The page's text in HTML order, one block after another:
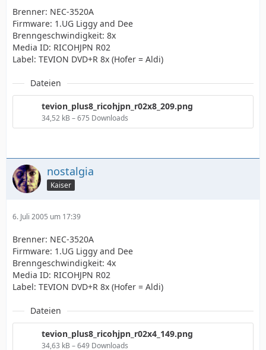
Brenner: NEC-3520A
Firmware: 1.UG Liggy and Dee
Brenngeschwindigkeit: 8x
Media ID: RICOHJPN R02
Label: TEVION DVD+R 8x (Hofer = Aldi)
Dateien
tevion_plus8_ricohjpn_r02x8_209.png
34,52 kB – 675 Downloads
nostalgia
Kaiser
6. Juli 2005 um 17:39
Brenner: NEC-3520A
Firmware: 1.UG Liggy and Dee
Brenngeschwindigkeit: 4x
Media ID: RICOHJPN R02
Label: TEVION DVD+R 8x (Hofer = Aldi)
Dateien
tevion_plus8_ricohjpn_r02x4_149.png
34,63 kB – 649 Downloads